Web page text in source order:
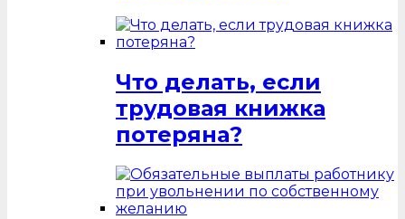
Что делать, если
трудовая книжка
потеряна?